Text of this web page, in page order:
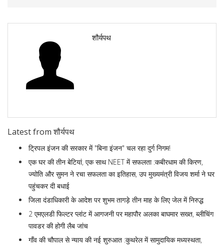
शौर्यपथ
Latest from शौर्यपथ
ट्रिपल इंजन की सरकार में "बिना इंजन" चल रहा दुर्ग निगम!
एक घर की तीन बेटियां, एक साथ NEET में सफलता :कबीरधाम की किरण,
ज्योति और सुमन ने रचा सफलता का इतिहास, उप मुख्यमंत्री विजय शर्मा ने घर
पहुंचकर दी बधाई
जिला दंडाधिकारी के आदेश पर शुभम तागड़े तीन माह के लिए जेल में निरुद्ध
2 एमएलडी फिल्टर प्लांट में आगजनी पर महापौर अलका बाघमार सख्त, ब्लीचिंग
पावडर की होगी लैब जांच
गाँव की चौपाल से न्याय की नई शुरुआत :कुथरेल में सामुदायिक मध्यस्थता,